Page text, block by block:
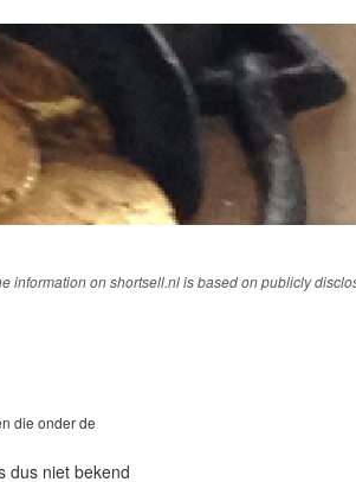
information on shortsell.nl is based on publicly
die onder de
dus niet bekend